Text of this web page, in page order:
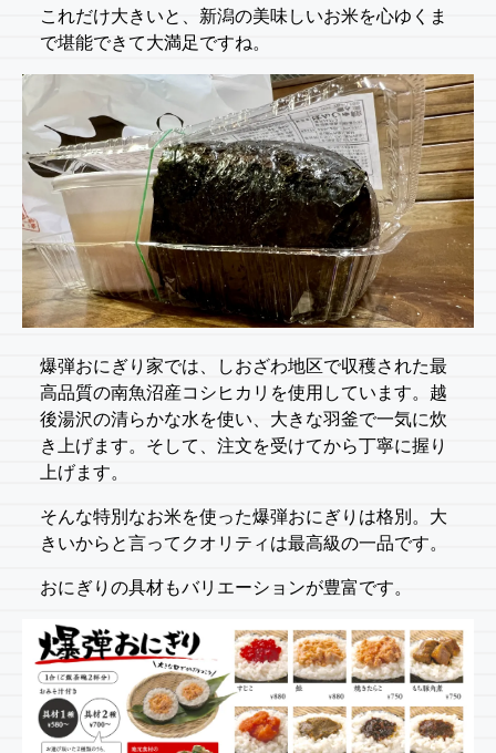
これだけ大きいと、新潟の美味しいお米を心ゆくま
で堪能できて大満足ですね。
爆弾おにぎり家では、しおざわ地区で収穫された最
高品質の南魚沼産コシヒカリを使用しています。越
後湯沢の清らかな水を使い、大きな羽釜で一気に炊
き上げます。そして、注文を受けてから丁寧に握り
上げます。
そんな特別なお米を使った爆弾おにぎりは格別。大
きいからと言ってクオリティは最高級の一品です。
おにぎりの具材もバリエーションが豊富です。